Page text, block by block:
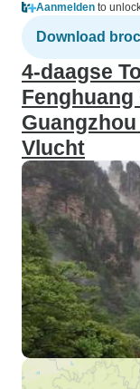
Aanmelden to
Download
4-daagse
Vlucht